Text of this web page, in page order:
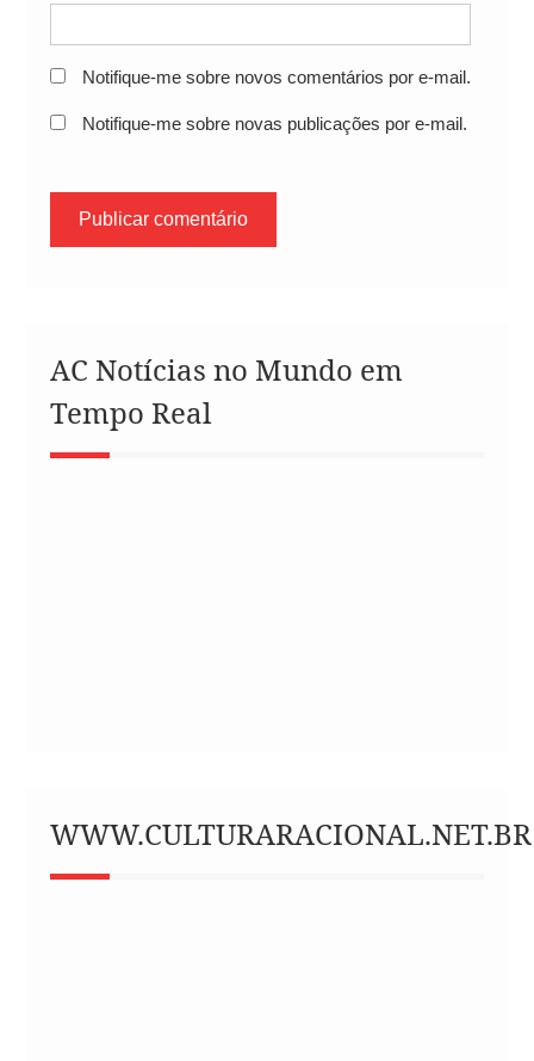
Notifique-me sobre novos comentários por e-mail.
Notifique-me sobre novas publicações por e-mail.
AC Notícias no Mundo em
Tempo Real
WWW.CULTURARACIONAL.NET.BR